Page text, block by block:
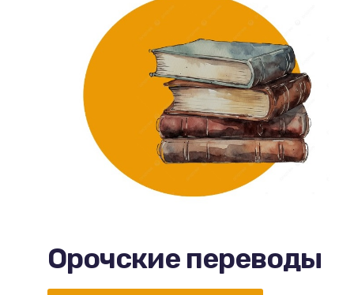
Орочские переводы